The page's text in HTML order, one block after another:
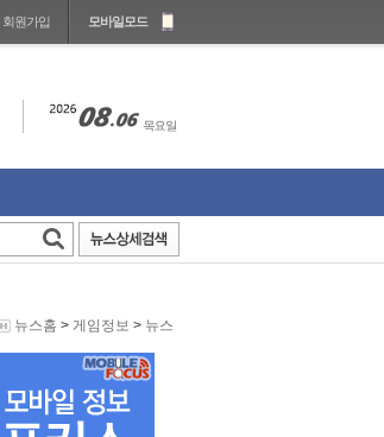
회원가입 모바일모드
뉴스홈 > 게임정보 > 뉴스